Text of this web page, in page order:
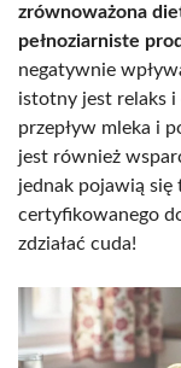
zrównoważona
pełnoziarniste
negatywnie
istotny jest relaks i
przepływ mleka i
jest również
jednak pojawią
certyfikowanego
zdziałać cuda!